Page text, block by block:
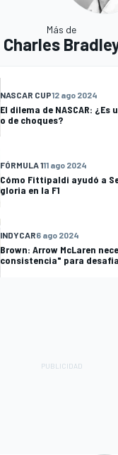
Más de
Charles
NASCAR CUP12 ago 2024
El dilema de NASCAR: ¿Es
o de choques?
FÓRMULA 111 ago 2024
Cómo Fittipaldi ayudó a
gloria en la F1
INDYCAR6 ago 2024
Brown: Arrow McLaren
consistencia" para